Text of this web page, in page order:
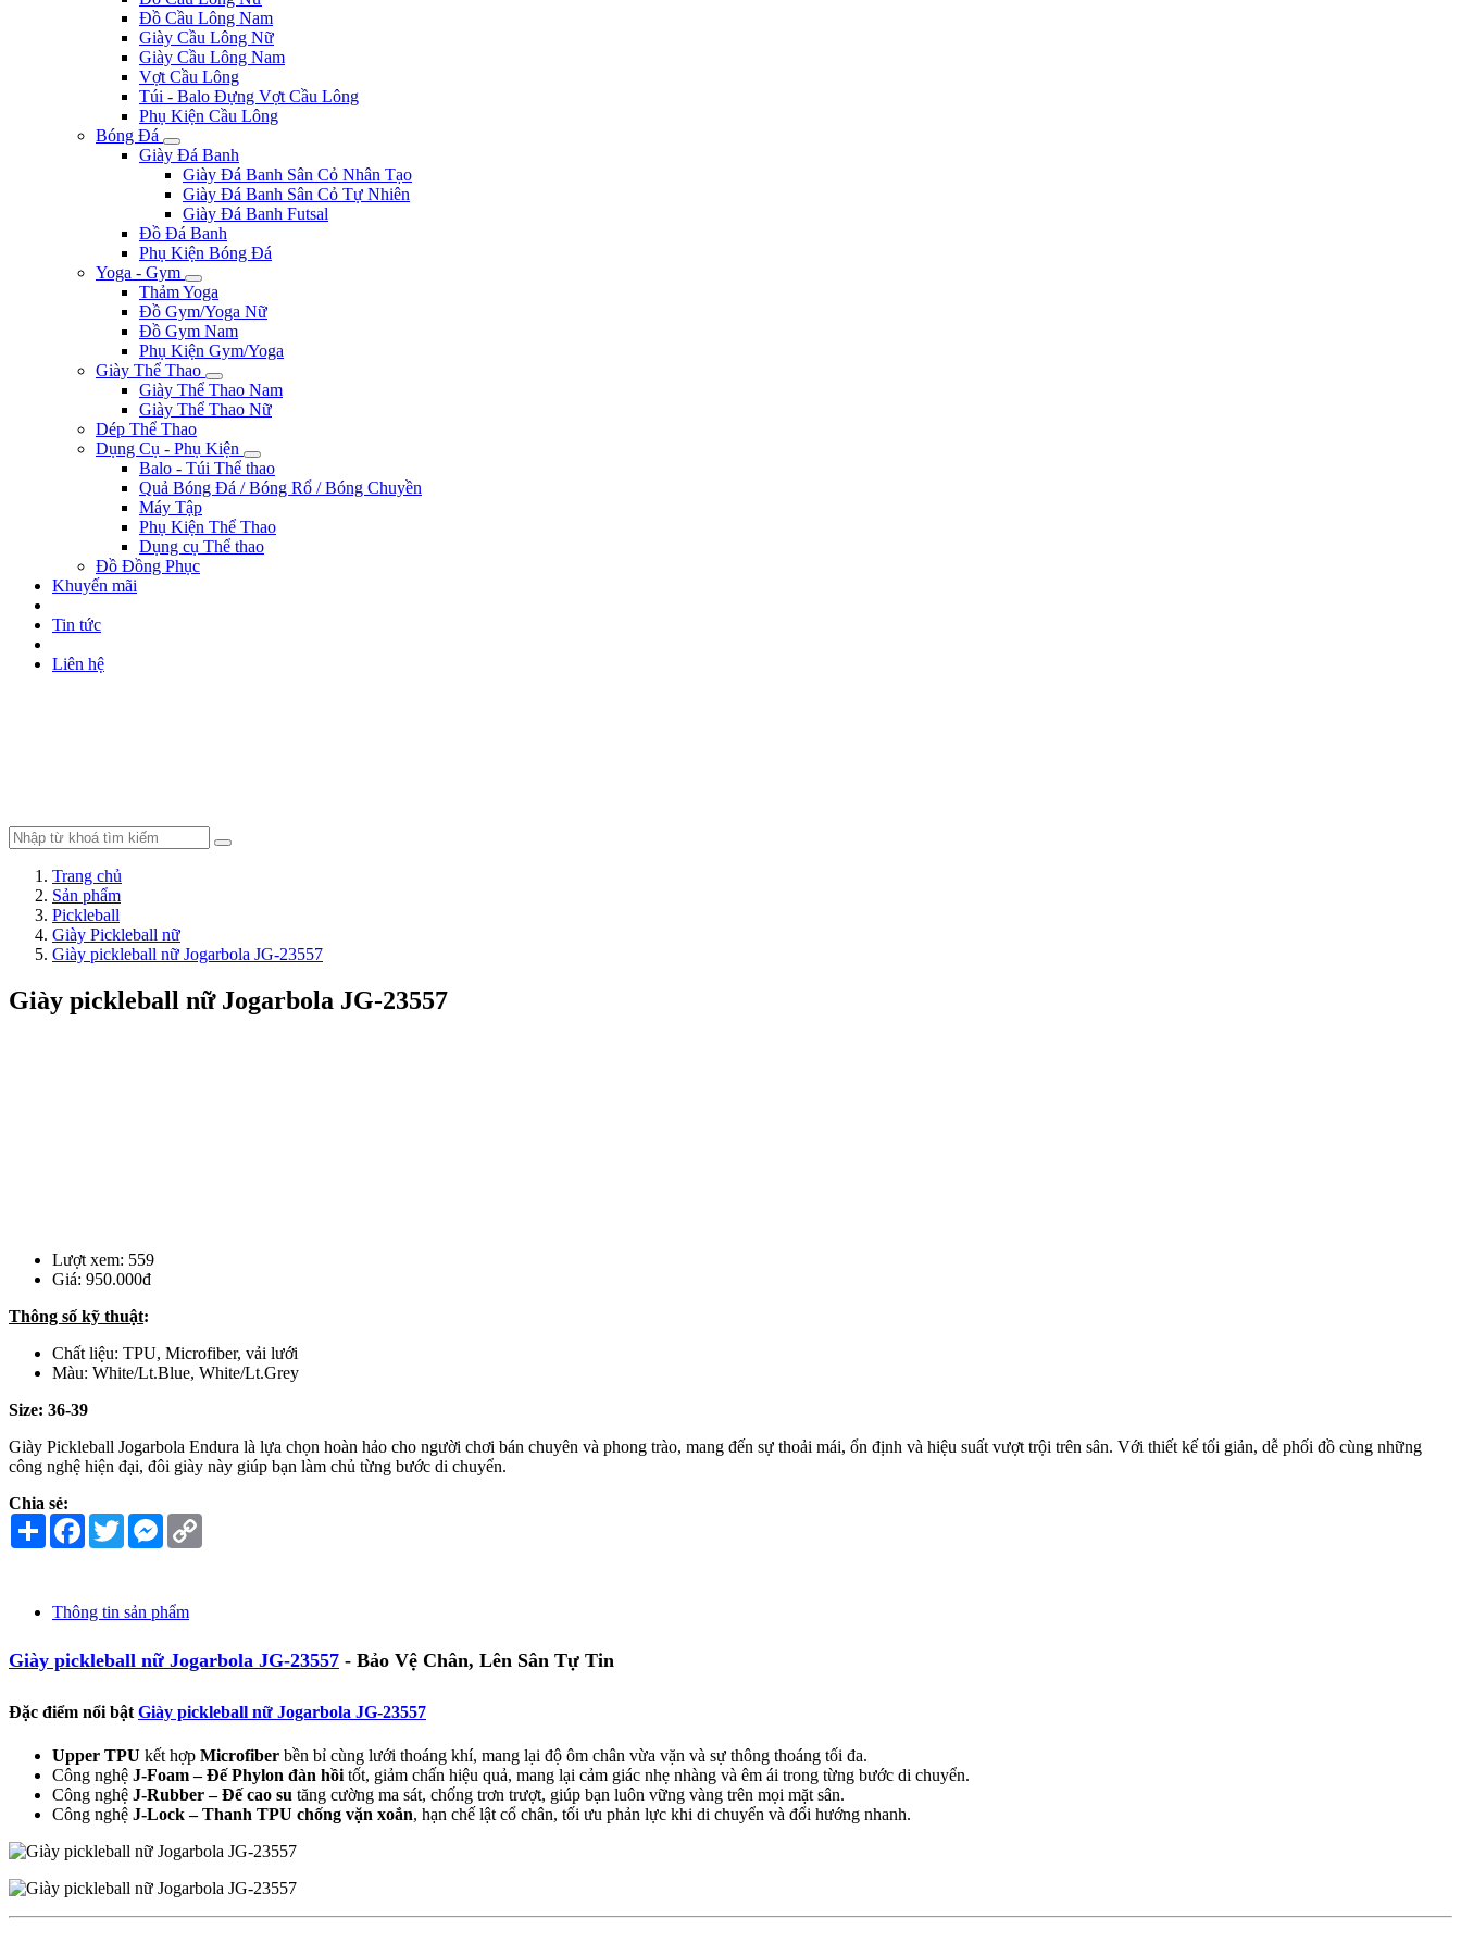
Đồ Cầu Lông Nam
Giày Cầu Lông Nữ
Giày Cầu Lông Nam
Vợt Cầu Lông
Túi - Balo Đựng Vợt Cầu Lông
Phụ Kiện Cầu Lông
Bóng Đá
Giày Đá Banh
Giày Đá Banh Sân Cỏ Nhân Tạo
Giày Đá Banh Sân Cỏ Tự Nhiên
Giày Đá Banh Futsal
Đồ Đá Banh
Phụ Kiện Bóng Đá
Yoga - Gym
Thảm Yoga
Đồ Gym/Yoga Nữ
Đồ Gym Nam
Phụ Kiện Gym/Yoga
Giày Thể Thao
Giày Thể Thao Nam
Giày Thể Thao Nữ
Dép Thể Thao
Dụng Cụ - Phụ Kiện
Balo - Túi Thể thao
Quả Bóng Đá / Bóng Rổ / Bóng Chuyền
Máy Tập
Phụ Kiện Thể Thao
Dụng cụ Thể thao
Đồ Đồng Phục
Khuyến mãi
Tin tức
Liên hệ
Trang chủ
Sản phẩm
Pickleball
Giày Pickleball nữ
Giày pickleball nữ Jogarbola JG-23557
Giày pickleball nữ Jogarbola JG-23557
Lượt xem: 559
Giá: 950.000đ
Thông số kỹ thuật:
Chất liệu: TPU, Microfiber, vải lưới
Màu: White/Lt.Blue, White/Lt.Grey
Size: 36-39
Giày Pickleball Jogarbola Endura là lựa chọn hoàn hảo cho người chơi bán chuyên và phong trào, mang đến sự thoải mái, ổn định và hiệu suất vượt trội trên sân. Với thiết kế tối giản, dễ phối đồ cùng những
công nghệ hiện đại, đôi giày này giúp bạn làm chủ từng bước di chuyển.
Chia sẻ:
Share Facebook
TwitterMessenger
Thông tin sản phẩm
Giày pickleball nữ Jogarbola JG-23557 - Bảo Vệ Chân, Lên Sân Tự Tin
Đặc điểm nổi bật Giày pickleball nữ Jogarbola JG-23557
Upper TPU kết hợp Microfiber bền bỉ cùng lưới thoáng khí, mang lại độ ôm chân vừa vặn và sự thông thoáng tối đa.
Công nghệ J-Foam – Đế Phylon đàn hồi tốt, giảm chấn hiệu quả, mang lại cảm giác nhẹ nhàng và êm ái trong từng bước di chuyển.
Công nghệ J-Rubber – Đế cao su tăng cường ma sát, chống trơn trượt, giúp bạn luôn vững vàng trên mọi mặt sân.
Công nghệ J-Lock – Thanh TPU chống vặn xoắn, hạn chế lật cổ chân, tối ưu phản lực khi di chuyển và đổi hướng nhanh.